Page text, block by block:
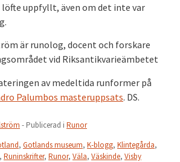
uppfyllt, även om det inte var
är runolog, docent och forskare
vid Riksantikvarieämbetet
av medeltida runformer på
Palumbos masteruppsats. DS.
- Publicerad i Runor
, Gotlands museum, K-blogg, Klintegårda,
, Runinskrifter, Runor, Väla, Väskinde, Visby